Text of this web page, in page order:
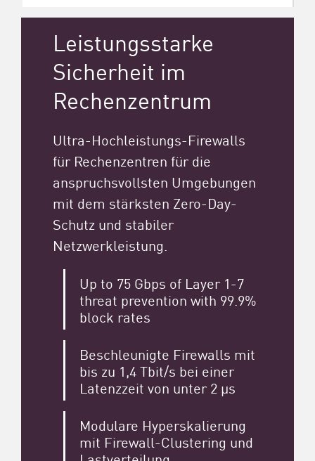
Leistungsstarke
Sicherheit im
Rechenzentrum
Ultra-Hochleistungs-Firewalls
für Rechenzentren für die
anspruchsvollsten Umgebungen
mit dem stärksten Zero-Day-
Schutz und stabiler
Netzwerkleistung.
Up to 75 Gbps of Layer 1-7
threat prevention with 99.9%
block rates
Beschleunigte Firewalls mit
bis zu 1,4 Tbit/s bei einer
Latenzzeit von unter 2 μs
Modulare Hyperskalierung
mit Firewall-Clustering und